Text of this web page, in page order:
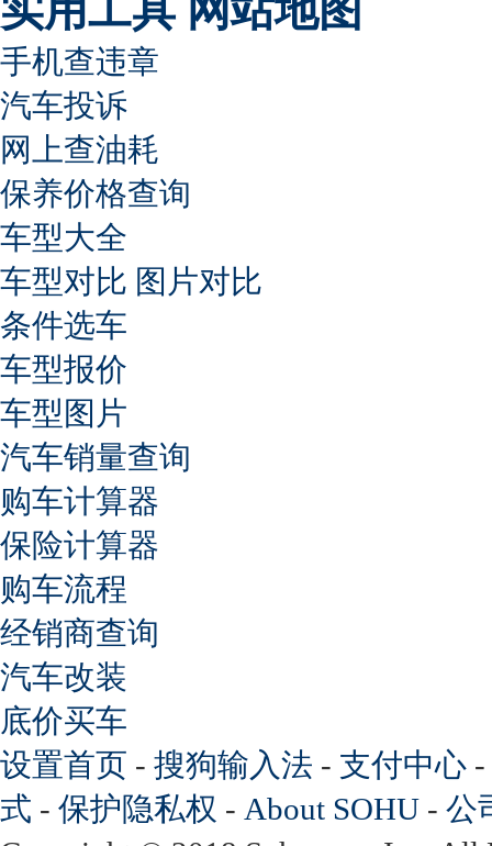
实用工具 网站地图
手机查违章
汽车投诉
网上查油耗
保养价格查询
车型大全
车型对比 图片对比
条件选车
车型报价
车型图片
汽车销量查询
购车计算器
保险计算器
购车流程
经销商查询
汽车改装
底价买车
设置首页 - 搜狗输入法 - 支付中心 -
式 - 保护隐私权 - About SOHU - 公